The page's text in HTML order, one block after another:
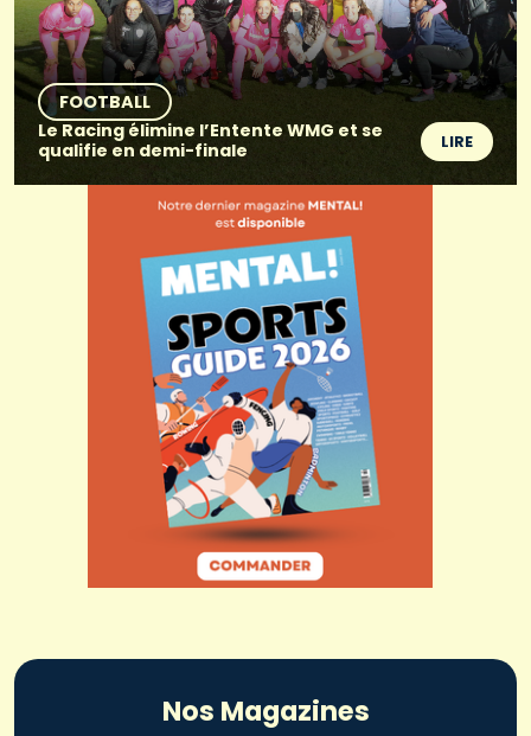
FOOTBALL
Le Racing élimine l’Entente WMG et se
qualifie en demi-finale
LIRE
Nos Magazines